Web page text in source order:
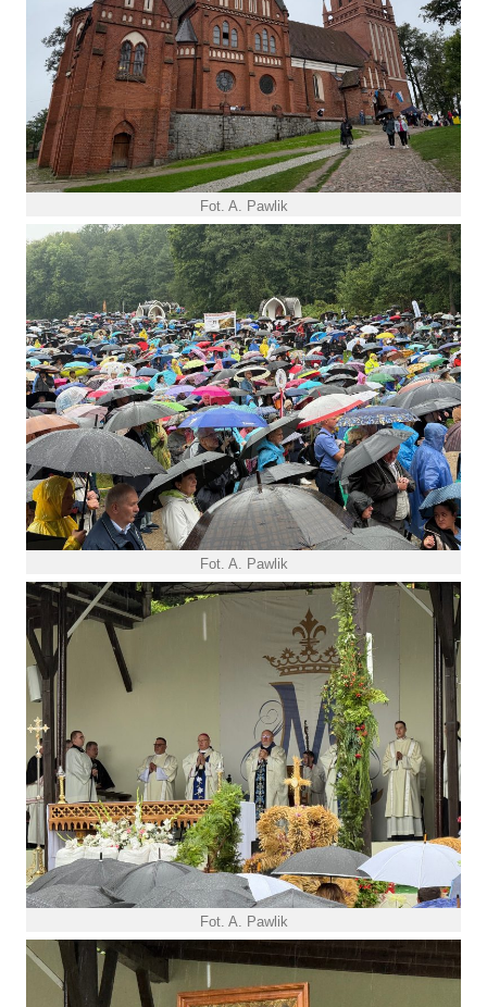
Fot. A. Pawlik
Fot. A. Pawlik
Fot. A. Pawlik